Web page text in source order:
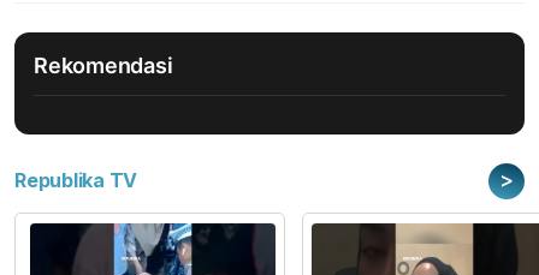
Rekomendasi
Republika TV >